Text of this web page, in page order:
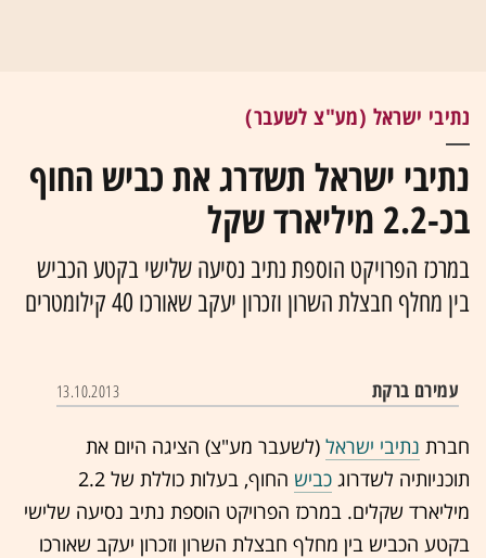
נתיבי ישראל (מע"צ לשעבר)
נתיבי ישראל תשדרג את כביש החוף
בכ-2.2 מיליארד שקל
במרכז הפרויקט הוספת נתיב נסיעה שלישי בקטע הכביש
בין מחלף חבצלת השרון וזכרון יעקב שאורכו 40 קילומטרים
עמירם ברקת 13.10.2013
חברת נתיבי ישראל (לשעבר מע"צ) הציגה היום את
תוכניותיה לשדרוג כביש
החוף, בעלות כוללת של 2.2
מיליארד שקלים. במרכז הפרויקט הוספת נתיב נסיעה שלישי
בקטע הכביש בין מחלף חבצלת השרון וזכרון יעקב שאורכו